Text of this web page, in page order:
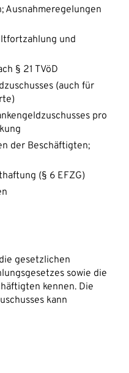
Ausnahmeregelungen
und
§ 21 TVöD
(auch für
pro
der Beschäftigten;
(§ 6 EFZG)
gesetzlichen
sowie die
kennen. Die
kann